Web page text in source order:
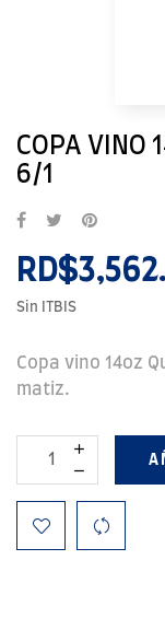
COPA VINO
6/1
Sin ITBIS
Copa vino 14oz
matiz.